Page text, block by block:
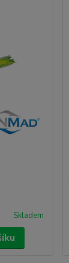
Skladem